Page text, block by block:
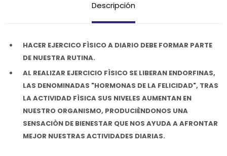
Descripción
HACER EJERCICO FÌSICO A DIARIO DEBE FORMAR PARTE
DE NUESTRA RUTINA.
AL REALIZAR EJERCICIO FÌSICO SE LIBERAN ENDORFINAS,
LAS DENOMINADAS "HORMONAS DE LA FELICIDAD", TRAS
LA ACTIVIDAD FÌSICA SUS NIVELES AUMENTAN EN
NUESTRO ORGANISMO, PRODUCIÈNDONOS UNA
SENSACIÒN DE BIENESTAR QUE NOS AYUDA A AFRONTAR
MEJOR NUESTRAS ACTIVIDADES DIARIAS.